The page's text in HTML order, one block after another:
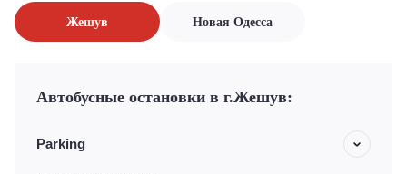
Жешув Новая Одесса
Автобусные остановки в г.Жешув:
Parking